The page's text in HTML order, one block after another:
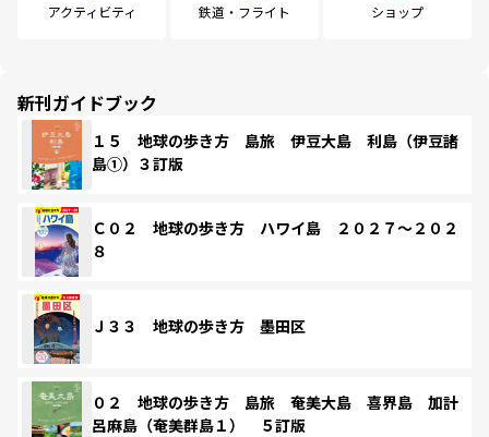
アクティビティ 鉄道・フライト ショップ
新刊ガイドブック
１５ 地球の歩き方 島旅 伊豆大島 利島（伊豆諸
島①）３訂版
Ｃ０２ 地球の歩き方 ハワイ島 ２０２７～２０２
８
Ｊ３３ 地球の歩き方 墨田区
０２ 地球の歩き方 島旅 奄美大島 喜界島 加計
呂麻島（奄美群島１） ５訂版